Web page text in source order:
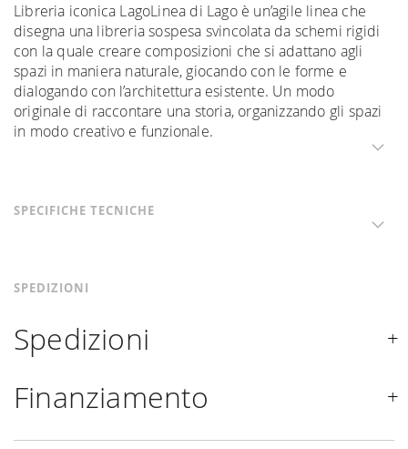
Libreria iconica LagoLinea di Lago è un’agile linea che
disegna una libreria sospesa svincolata da schemi rigidi
con la quale creare composizioni che si adattano agli
spazi in maniera naturale, giocando con le forme e
dialogando con l’architettura esistente. Un modo
originale di raccontare una storia, organizzando gli spazi
in modo creativo e funzionale.
SPECIFICHE TECNICHE
SPEDIZIONI
Spedizioni
Forniture Europaègratuita in Italia
, invece è previsto
Finanziamento